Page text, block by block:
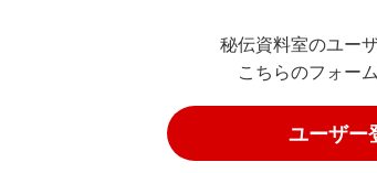
秘伝資料室のユー
こちらのフォー
ユーザー